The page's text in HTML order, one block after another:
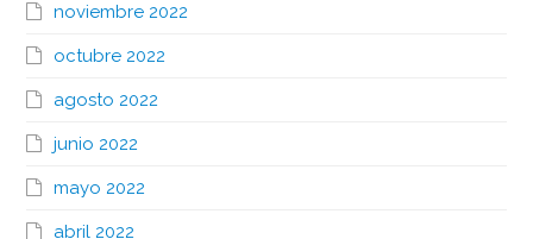
noviembre 2022
octubre 2022
agosto 2022
junio 2022
mayo 2022
abril 2022